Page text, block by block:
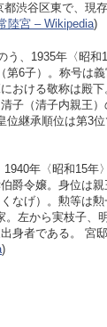
渋谷区東で、現
陸宮 – Wikipedia)
、1935年〈昭和
第6子）。称号は
おける敬称は殿
子（清子内親王）
継承順位は第3
年〈昭和15年
爵令嬢。身位は
なげ）。勲等は
左から実枝子、
身者である。 宮
)